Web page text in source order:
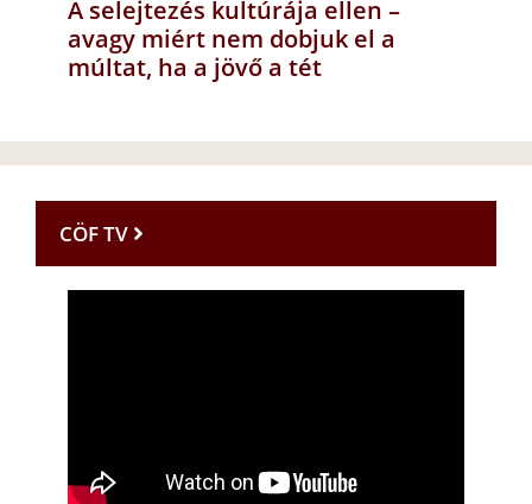
A selejtezés kultúrája ellen –
avagy miért nem dobjuk el a
múltat, ha a jövő a tét
CÖF TV